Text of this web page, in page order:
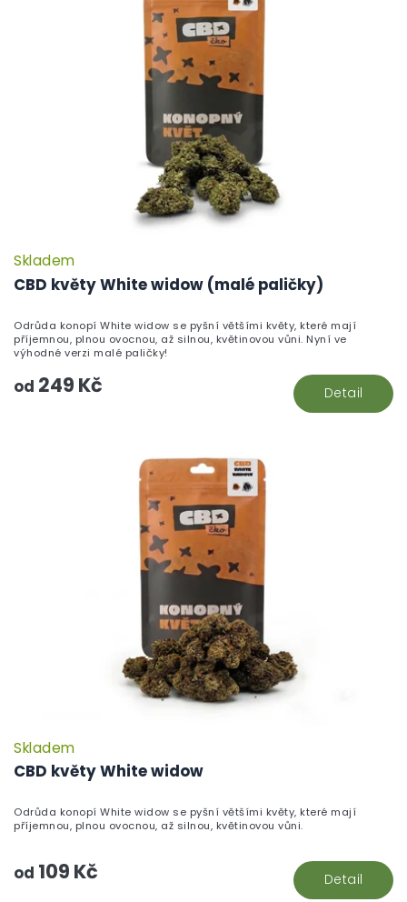
CBD květy White widow (malé paličky)
Skladem
od 249 Kč Detail
Odrůda konopí White widow se pyšní většími květy, které mají
příjemnou, plnou ovocnou, až silnou, květinovou vůni. Nyní ve
výhodné verzi malé paličky!
CBD květy White widow
Skladem
od 109 Kč Detail
Odrůda konopí White widow se pyšní většími květy, které mají
příjemnou, plnou ovocnou, až silnou, květinovou vůni.